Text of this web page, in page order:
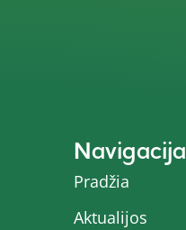
Navigacija
Pradžia
Aktualijos